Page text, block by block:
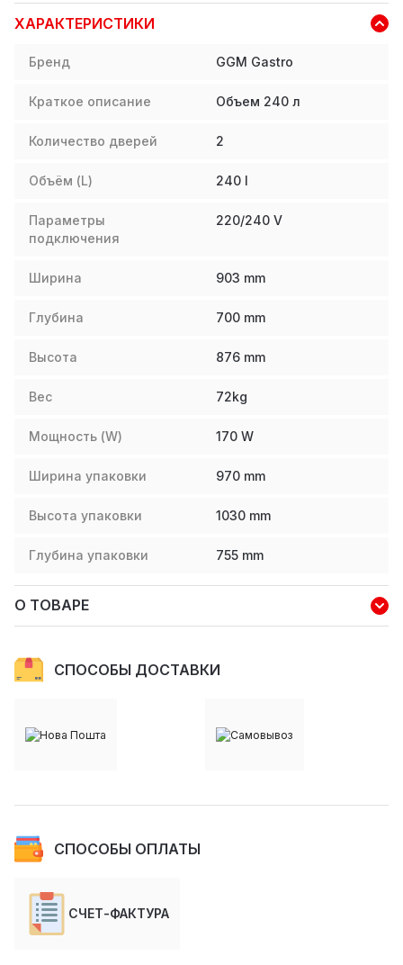
ХАРАКТЕРИСТИКИ
Бренд GGM Gastro
Краткое описание Объем 240 л
Количество дверей 2
Объём (L) 240 l
Параметры
подключения
220/240 V
Ширина 903 mm
Глубина 700 mm
Высота 876 mm
Вес 72kg
Мощность (W) 170 W
Ширина упаковки 970 mm
Высота упаковки 1030 mm
Глубина упаковки 755 mm
О ТОВАРЕ
СПОСОБЫ ДОСТАВКИ
СПОСОБЫ ОПЛАТЫ
СЧЕТ-ФАКТУРА